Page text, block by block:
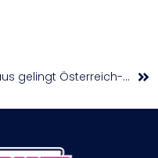
Kraus gelingt Österreich-Double | Alpstar Ladies Open Vienna W75